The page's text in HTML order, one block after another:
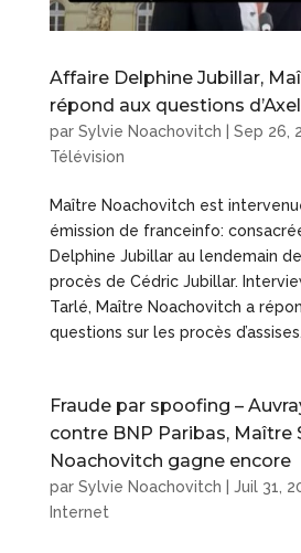
Affaire Delphine Jubillar,
répond aux questions
par Sylvie Noachovitch Sep 26,
Télévision
Maître Noachovitch est
émission de franceinfo:
Delphine Jubillar au lendemain
procès de Cédric Jubillar.
Tarlé, Maître Noachovitch a
questions sur les procès d’assises.
Fraude par spoofing –
contre BNP Paribas, Maître
Noachovitch gagne encore
par Sylvie Noachovitch Juil 31,
Internet